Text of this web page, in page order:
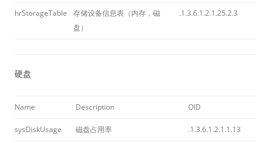
hrStorageTable
存储设备信息表（内存，磁
盘）
.1.3.6.1.2.1.25.2.3
硬盘
Name Description OID
sysDiskUsage 磁盘占用率 .1.3.6.1.2.1.1.13